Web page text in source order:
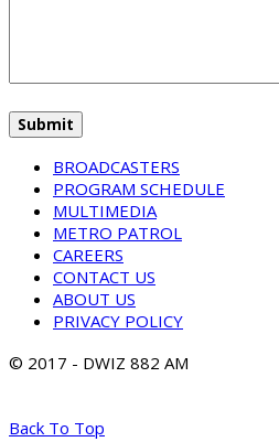
BROADCASTERS
PROGRAM SCHEDULE
MULTIMEDIA
METRO PATROL
CAREERS
CONTACT US
ABOUT US
PRIVACY POLICY
© 2017 - DWIZ 882 AM
Back To Top